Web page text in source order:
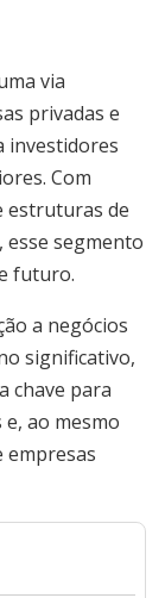
via
privadas e
investidores
Com
estruturas de
esse segmento
futuro.
a negócios
significativo,
chave para
ao mesmo
empresas